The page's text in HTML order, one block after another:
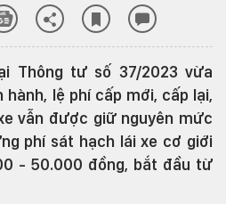
Thông tư số 37/2023 vừa
lệ phí cấp mới, cấp lại,
vẫn được giữ nguyên mức
phí sát hạch lái xe cơ giới
- 50.000 đồng, bắt đầu từ